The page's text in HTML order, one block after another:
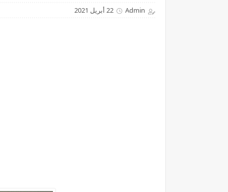
Admin 22 أبريل 2021